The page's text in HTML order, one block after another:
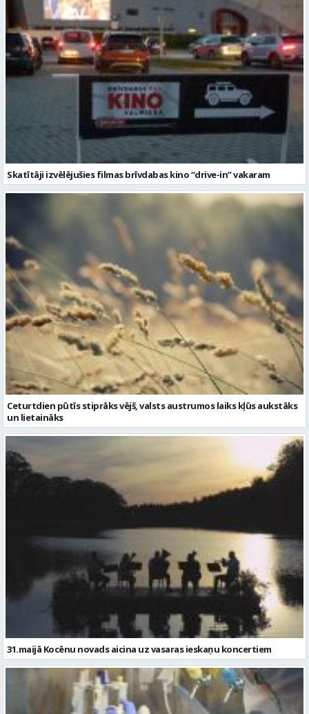
Skatītāji izvēlējušies filmas brīvdabas kino “drive-in” vakaram
Ceturtdien pūtīs stiprāks vējš, valsts austrumos laiks kļūs aukstāks
un lietaināks
31.maijā Kocēnu novads aicina uz vasaras ieskaņu koncertiem